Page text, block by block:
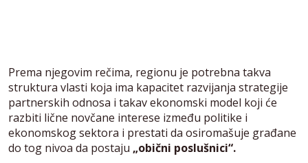
Prema njegovim rečima, regionu je potrebna takva
struktura vlasti koja ima kapacitet razvijanja strategije
partnerskih odnosa i takav ekonomski model koji će
razbiti lične novčane interese između politike i
ekonomskog sektora i prestati da osiromašuje građane
do tog nivoa da postaju „obični poslušnici“.